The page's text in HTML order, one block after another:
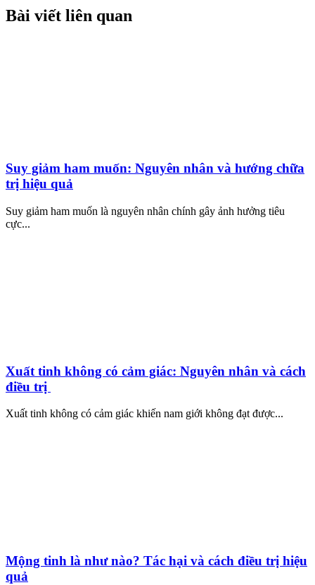
Bài viết liên quan
Suy giảm ham muốn: Nguyên nhân và hướng chữa
trị hiệu quả
Suy giảm ham muốn là nguyên nhân chính gây ảnh hưởng tiêu
cực...
Xuất tinh không có cảm giác: Nguyên nhân và cách
điều trị
Xuất tinh không có cảm giác khiến nam giới không đạt được...
Mộng tinh là như nào? Tác hại và cách điều trị hiệu
quả